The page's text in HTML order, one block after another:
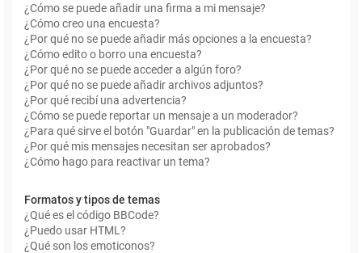
¿Cómo se puede añadir una firma a mi mensaje?
¿Cómo creo una encuesta?
¿Por qué no se puede añadir más opciones a la encuesta?
¿Cómo edito o borro una encuesta?
¿Por qué no se puede acceder a algún foro?
¿Por qué no se puede añadir archivos adjuntos?
¿Por qué recibí una advertencia?
¿Cómo se puede reportar un mensaje a un moderador?
¿Para qué sirve el botón "Guardar" en la publicación de temas?
¿Por qué mis mensajes necesitan ser aprobados?
¿Cómo hago para reactivar un tema?
Formatos y tipos de temas
¿Qué es el código BBCode?
¿Puedo usar HTML?
¿Qué son los emoticonos?